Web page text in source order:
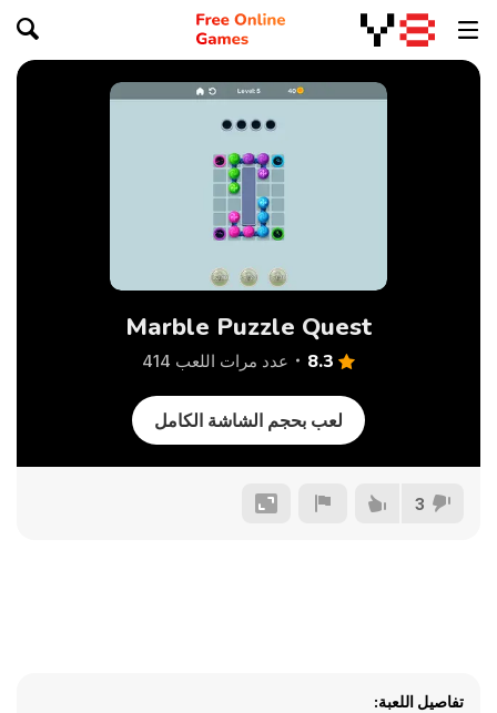
Marble Puzzle Quest
8.3 عدد مرات اللعب 414
لعب بحجم الشاشة الكامل
3
تفاصيل اللعبة: